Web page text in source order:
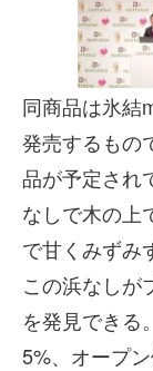
同商品は氷結
発売するもの
品が予定され
なしで木の上
で甘くみずみ
この浜なしが
を発見できる
5%、オープ